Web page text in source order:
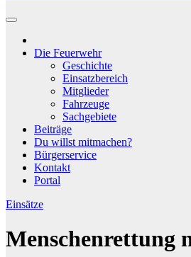
Die Feuerwehr
Geschichte
Einsatzbereich
Mitglieder
Fahrzeuge
Sachgebiete
Beiträge
Du willst mitmachen?
Bürgerservice
Kontakt
Portal
Einsätze
Menschenrettung